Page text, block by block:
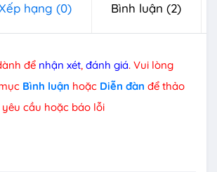
hạng (0) Bình luận (2)
để nhận xét, đánh giá. Vui lòng
Bình luận hoặc Diễn đàn để thảo
yêu cầu hoặc báo lỗi